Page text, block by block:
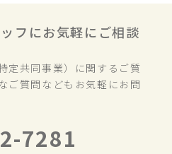
フにお気軽にご相談
定共同事業）に関するご質
ご質問などもお気軽にお問
7281